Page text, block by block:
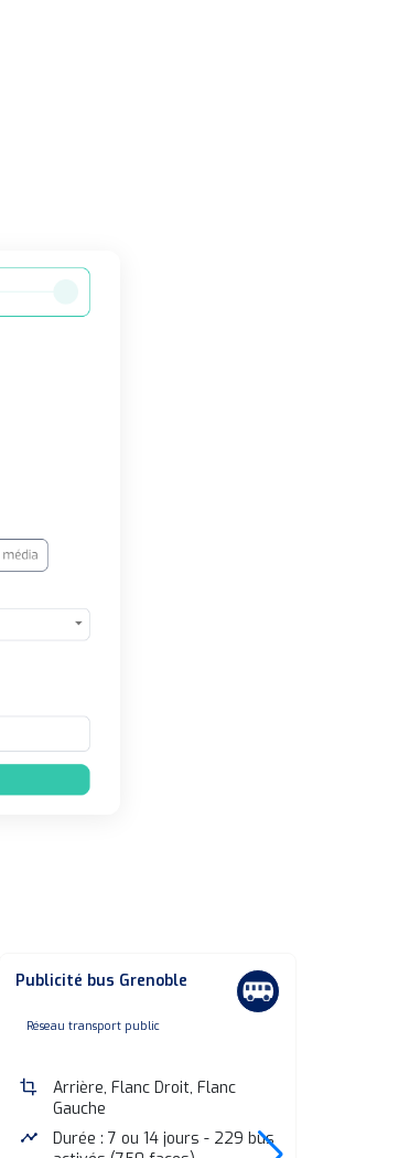
Publicité bus Grenoble
none
Réseau transport public
crop
Arrière, Flanc Droit, Flanc
Gauche
timeline
Durée : 7 ou 14 jours - 229 bus